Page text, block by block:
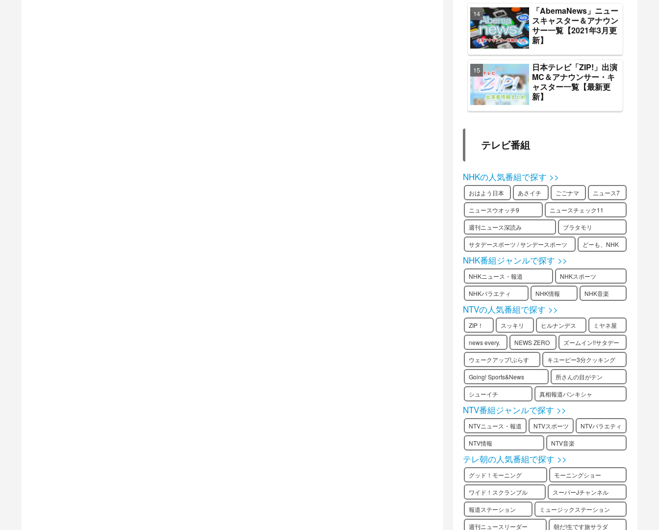
「AbemaNews」ニュー
スキャスター＆アナウン
サー一覧【2021年3月更
新】
日本テレビ「ZIP!」出演
MC＆アナウンサー・キ
ャスター一覧【最新更
新】
テレビ番組
NHKの人気番組で探す >>
おはよう日本 あさイチ ごごナマ ニュース7
ニュースウオッチ9 ニュースチェック11
週刊ニュース深読み ブラタモリ
サタデースポーツ / サンデースポーツ どーも、NHK
NHK番組ジャンルで探す >>
NHKニュース・報道 NHKスポーツ
NHKバラエティ NHK情報 NHK音楽
NTVの人気番組で探す >>
ZIP！ スッキリ ヒルナンデス ミヤネ屋
news every. NEWS ZERO ズームイン!!サタデー
ウェークアップ!ぷらす キユーピー3分クッキング
Going! Sports&News 所さんの目がテン
シューイチ 真相報道バンキシャ
NTV番組ジャンルで探す >>
NTVニュース・報道 NTVスポーツ NTVバラエティ
NTV情報 NTV音楽
テレ朝の人気番組で探す >>
グッド！モーニング モーニングショー
ワイド！スクランブル スーパーJチャンネル
報道ステーション ミュージックステーション
週刊ニュースリーダー 朝だ!生です旅サラダ